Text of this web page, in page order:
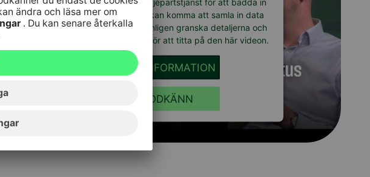
videoinnehåll som kan komma att samla in data
om din aktivitet. Vänligen granska detaljerna och
acceptera tjänsten för att titta på den här videon.
MER INFORMATION
GODKÄNN